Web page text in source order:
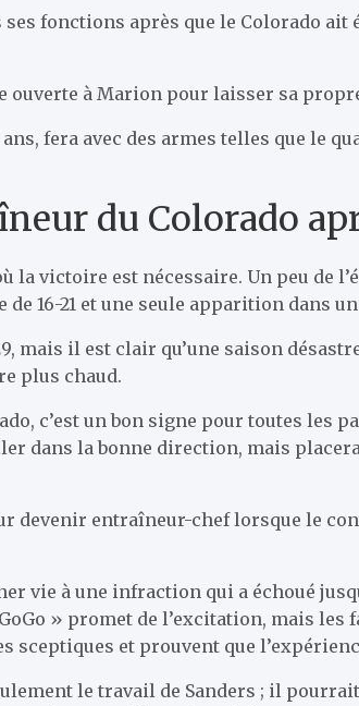
fonctions après que le Colorado ait
à Marion pour laisser sa
fera avec des armes telles que le
du Colorado
victoire est nécessaire. Un peu de
16-21 et une seule apparition dans
mais il est clair qu’une saison
plus chaud.
c’est un bon signe pour toutes les
dans la bonne direction, mais
devenir entraîneur-chef lorsque le
vie à une infraction qui a échoué
» promet de l’excitation, mais les
et prouvent que
le travail de Sanders ; il